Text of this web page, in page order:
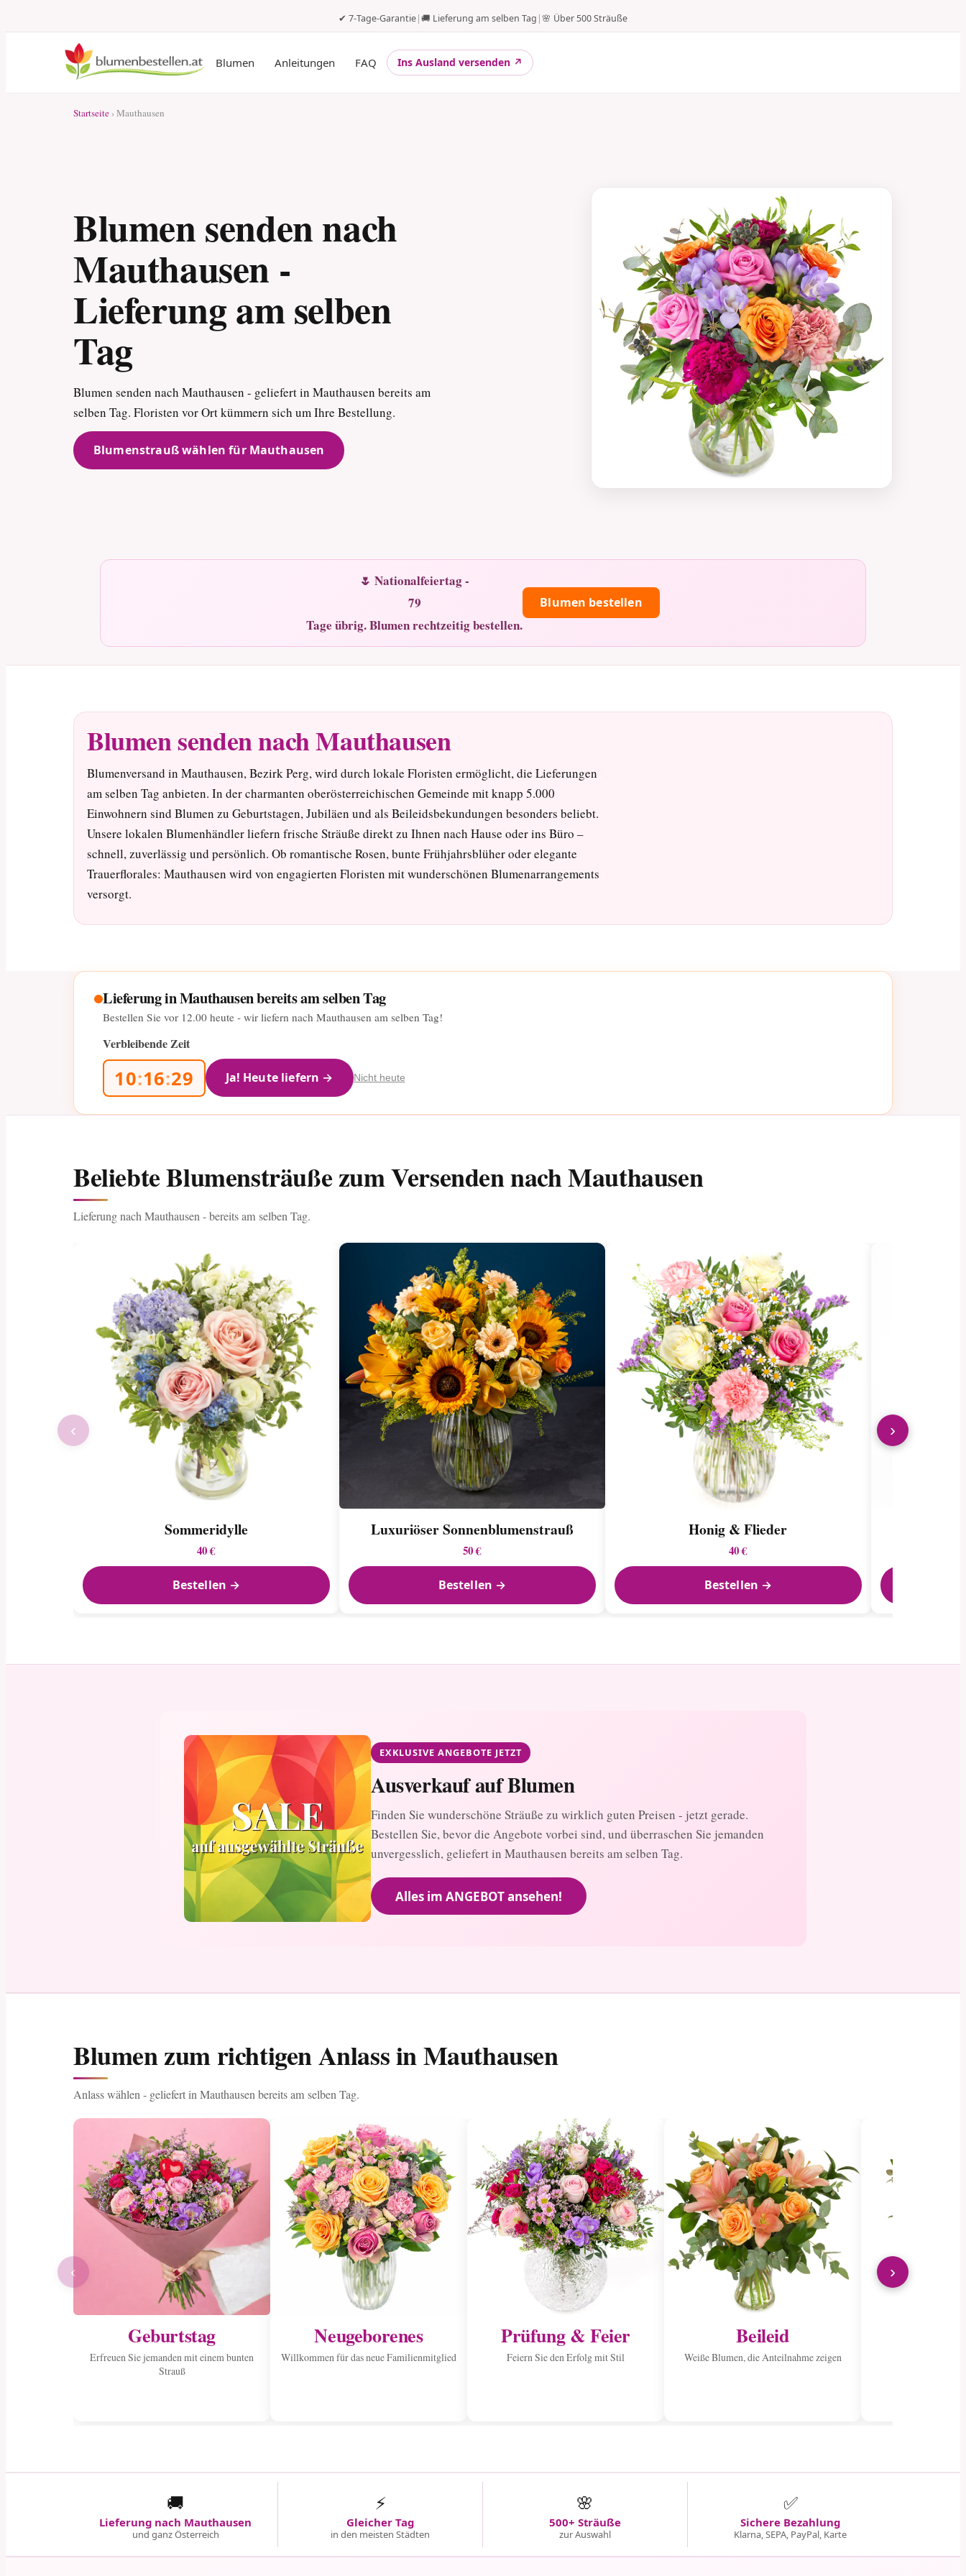
✔ 7-Tage-Garantie|🚚 Lieferung am selben Tag |🌸 Über 500 Sträuße
Blumen Anleitungen FAQ Ins Ausland versenden ↗
Startseite › Mauthausen
Blumen senden nach
Mauthausen -
Lieferung am selben
Tag
Blumen senden nach Mauthausen - geliefert in Mauthausen bereits am
selben Tag. Floristen vor Ort kümmern sich um Ihre Bestellung.
Blumenstrauß wählen für Mauthausen
🌷 Nationalfeiertag -
79
Tage übrig. Blumen rechtzeitig bestellen.
Blumen bestellen
Blumen senden nach Mauthausen
Blumenversand in Mauthausen, Bezirk Perg, wird durch lokale Floristen ermöglicht, die Lieferungen
am selben Tag anbieten. In der charmanten oberösterreichischen Gemeinde mit knapp 5.000
Einwohnern sind Blumen zu Geburtstagen, Jubiläen und als Beileidsbekundungen besonders beliebt.
Unsere lokalen Blumenhändler liefern frische Sträuße direkt zu Ihnen nach Hause oder ins Büro –
schnell, zuverlässig und persönlich. Ob romantische Rosen, bunte Frühjahrsblüher oder elegante
Trauerflorales: Mauthausen wird von engagierten Floristen mit wunderschönen Blumenarrangements
versorgt.
Lieferung in Mauthausen bereits am selben Tag
Bestellen Sie vor 12.00 heute - wir liefern nach Mauthausen am selben Tag!
Verbleibende Zeit
10:16:28 Ja! Heute liefern → Nicht heute
Beliebte Blumensträuße zum Versenden nach Mauthausen
Lieferung nach Mauthausen - bereits am selben Tag.
Sommeridylle
40 €
Bestellen →
Luxuriöser Sonnenblumen­strauß
50 €
Bestellen →
Honig & Flieder
40 €
Bestellen →
‹ ›
EXKLUSIVE ANGEBOTE JETZT
Ausverkauf auf Blumen
Finden Sie wunderschöne Sträuße zu wirklich guten Preisen - jetzt gerade.
Bestellen Sie, bevor die Angebote vorbei sind, und überraschen Sie jemanden
unvergesslich, geliefert in Mauthausen bereits am selben Tag.
Alles im ANGEBOT ansehen!
Blumen zum richtigen Anlass in Mauthausen
Anlass wählen - geliefert in Mauthausen bereits am selben Tag.
Geburtstag
Erfreuen Sie jemanden mit einem bunten
Strauß
Neugeborenes
Willkommen für das neue Familienmitglied
Prüfung & Feier
Feiern Sie den Erfolg mit Stil
Beileid
Weiße Blumen, die Anteilnahme zeigen
‹ ›
🚚
Lieferung nach Mauthausen
und ganz Österreich
⚡
Gleicher Tag
in den meisten Städten
🌸
500+ Sträuße
zur Auswahl
✅
Sichere Bezahlung
Klarna, SEPA, PayPal, Karte